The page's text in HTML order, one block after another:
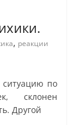
, реакции
по
склонен
Другой